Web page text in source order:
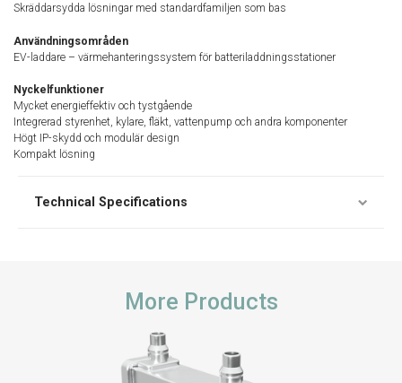
Skräddarsydda lösningar med standardfamiljen som bas
Användningsområden
EV-laddare – värmehanteringssystem för batteriladdningsstationer
Nyckelfunktioner
Mycket energieffektiv och tystgående
Integrerad styrenhet, kylare, fläkt, vattenpump och andra komponenter
Högt IP-skydd och modulär design
Kompakt lösning
Technical Specifications
More Products